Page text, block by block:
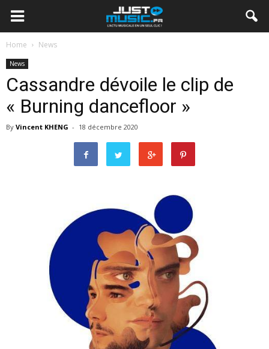
Home News
News
Cassandre dévoile le clip de
« Burning dancefloor »
By Vincent KHENG - 18 décembre 2020